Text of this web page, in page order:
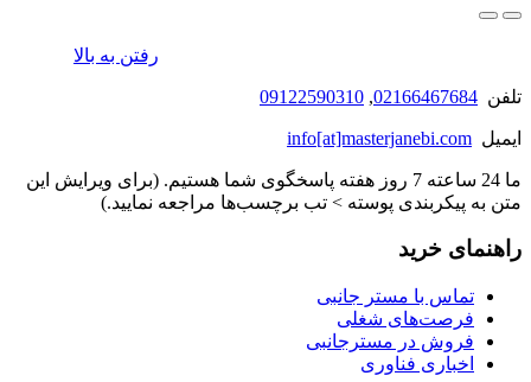
رفتن به بالا
تلفن 02166467684
,
09122590310
ایمیل info[at]masterjanebi.com
ما 24 ساعته 7 روز هفته پاسخگوی شما هستیم. (برای ویرایش این
متن به پیکربندی پوسته > تب برچسب‌ها مراجعه نمایید.)
راهنمای خرید
تماس با مستر جانبی
فرصت‌های شغلی
فروش در مسترجانبی
اخباری فناوری